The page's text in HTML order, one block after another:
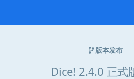
版本发布
Dice! 2.4.0 正式